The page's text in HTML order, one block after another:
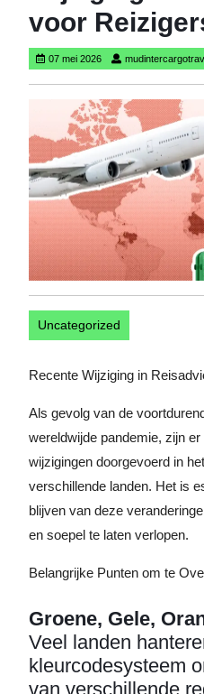
voor
07 mei 202607
mei
2026
Uncategorized
Recente Wijziging in
Als gevolg van de
wereldwijde pandemie, zijn
wijzigingen doorgevoerd in
verschillende landen. Het is
blijven van deze
en soepel te laten verlopen.
Belangrijke Punten om te
Groene, Gele,
Veel landen
kleurcodesysteem
van verschillende